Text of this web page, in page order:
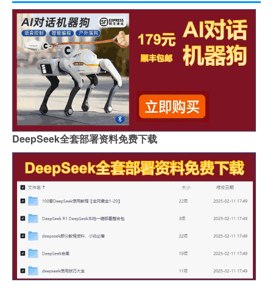
DeepSeek全套部署资料免费下载